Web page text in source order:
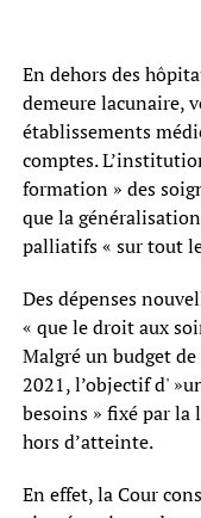
En dehors des
demeure lacunaire,
établissements
comptes.
formation » des
que la
palliatifs « sur tout
Des dépenses
« que le droit aux
Malgré un budget
2021, l’objectif d'
besoins » fixé par
hors d’atteinte.
En effet, la Cour